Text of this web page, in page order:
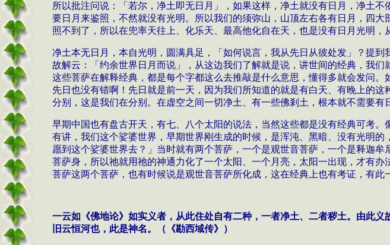
所以批注问说 ：「若尔，净土即无日月」，如果这样，净土就没有日月，净土
要日月来鉴照，不然就没有光明。所以我们的须弥山，山顶左右各有日月，四
照不到了，所以在兜率天往上、化乐天、最高他化自在天，也是没有日月光明，
净土本无日月，本自光明，圆满具足，「如何说言，我从先日从彼处发」？提
故解云：「约余世界日月而说」，从这边我们了解就是说，讲世间的经典，我
这些菩萨在解释经典，都是每个字都这么去推敲是什么意思，懂得多就会发问
先日也没有错啊 ！ 先日就是前一天，因为我们所知道的就是有白天、有晚上的
分别，这是我们在分别。在虚空之间一切净土、有一些佛剎土，根本就不需要有
早期中国也有盘古开天，有七、八个太阳的说法，当然这些都是没有经典可考
有讲，我们这个娑婆世界，早期世界刚生成的时候，是浑沌、黑暗、没有光明
愿到这个娑婆世界去？」当时就有两个菩萨，一个是观世音菩萨，一个是释迦
菩萨身，所以祂就用祂的神通力化了一个太阳、一个月亮，太阳一出现，才有
菩萨这两个菩萨，也有时候说是观世音菩萨所化成，这在经典上也有考证，有此
一云如《佛地论》如实义者，从此住处自有二种，一者净土、二者秽土。由此
旧云恒河也，此是神名。（《勘西域传》）